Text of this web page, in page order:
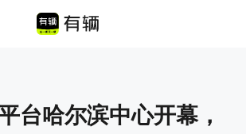
台哈尔滨中心开幕，